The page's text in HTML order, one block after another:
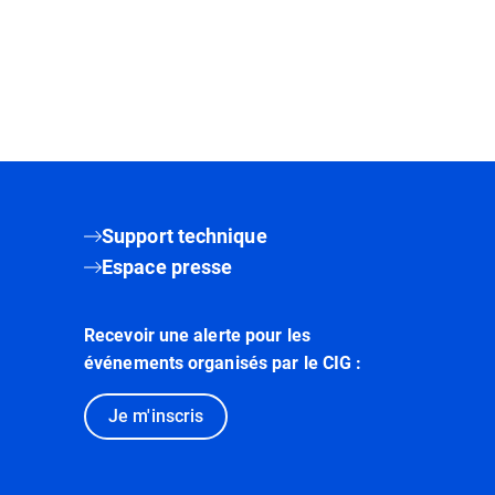
Support technique
Espace presse
Recevoir une alerte pour les
événements organisés par le CIG :
Je m'inscris